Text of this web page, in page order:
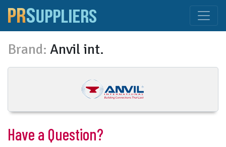
Brand: Anvil int.
Have a Question?